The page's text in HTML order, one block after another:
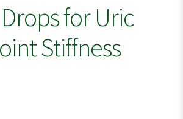
for Uric
Stiffness